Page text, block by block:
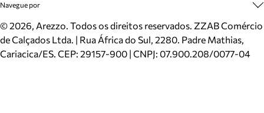
Inverno
Mundo Arezzo
Meus Pedidos
Trocas e Devoluções
Cartão Presente
Localizador de lojas
Politica e Privacidade
Navegue por
Sapatos
Bolsas
Scarpins
©2026, Arezzo. Todos os direitos reservados. ZZAB Comércio
de Calçados Ltda. | Rua África do Sul, 2280. Padre Mathias,
Cariacica/ES. CEP: 29157-900 | CNPJ: 07.900.208/0077-04